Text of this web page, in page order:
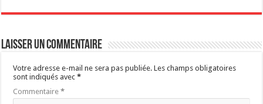
Laisser un commentaire
Votre adresse e-mail ne sera pas publiée. Les champs obligatoires
sont indiqués avec*
Commentaire*